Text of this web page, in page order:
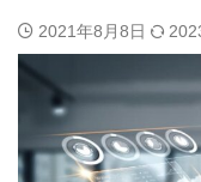
2021年8月8日